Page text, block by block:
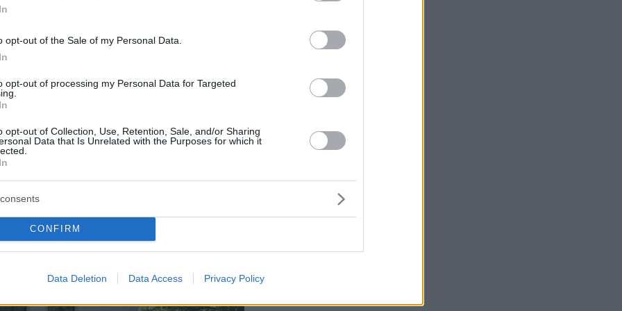
opt-out of the Sale of my Personal Data.
opt-out of processing my Personal Data for Targeted
opt-out of Collection, Use, Retention, Sale, and/or Sharing
Data that Is Unrelated with the Purposes for which it
CONFIRM
Data Deletion Data Access Privacy Policy
e una spinta per espandere la
“Polak, Węgier, dwa bratanki” (“polacco e
e un’emozione stare accanto a Tusk.
ricordando i legami familiari con la storia
tra cui Balatonboglár in Ungheria, che ha
e studiato.